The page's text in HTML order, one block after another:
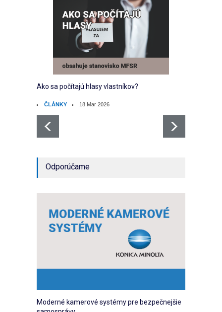
Ako sa počítajú hlasy vlastníkov?
ČLÁNKY 18 Mar 2026
Odporúčame
Moderné kamerové systémy pre bezpečnejšie